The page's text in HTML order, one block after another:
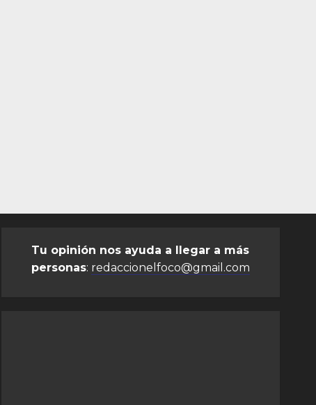
Tu opinión nos ayuda a llegar a más
personas: redaccionelfoco@gmail.com